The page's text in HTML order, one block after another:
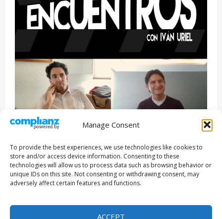
Manage Consent
To provide the best experiences, we use technologies like cookies to
store and/or access device information. Consenting to these
technologies will allow us to process data such as browsing behavior or
unique IDs on this site. Not consenting or withdrawing consent, may
adversely affect certain features and functions.
ACCEPT
Entrevista Series
ENCUENTROS CON IVÁN URIEL T3E22: JUAN PATRICIO
RIVEROLL
Filmakersmovie 5 mayo, 2026
Copyright © Todos los derechos reservados 2026